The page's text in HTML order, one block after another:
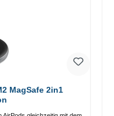
MagSafe 2in1